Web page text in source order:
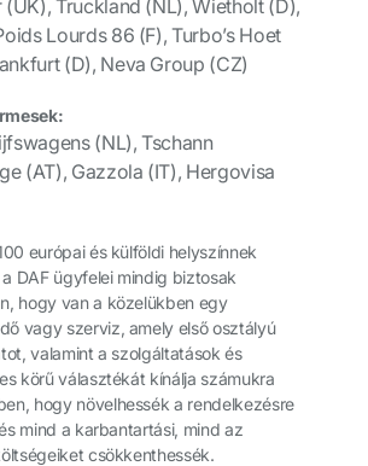
(UK), Truckland (NL), Wietholt (D),
Lourds 86 (F), Turbo’s Hoet
(D), Neva Group (CZ)
(NL), Tschann
(AT), Gazzola (IT), Hergovisa
európai és külföldi helyszínnek
DAF ügyfelei mindig biztosak
hogy van a közelükben egy
vagy szerviz, amely első osztályú
valamint a szolgáltatások és
körű választékát kínálja számukra
hogy növelhessék a rendelkezésre
mind a karbantartási, mind az
csökkenthessék.